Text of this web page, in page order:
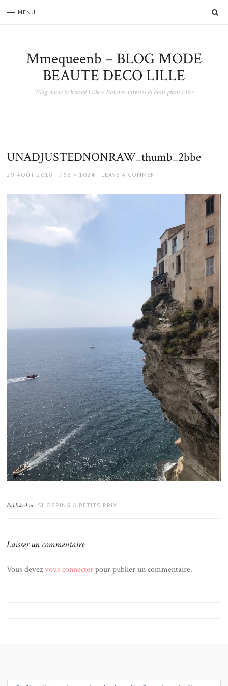
MENU
Mmequeenb – BLOG MODE
BEAUTE DECO LILLE
Blog mode & beauté Lille – Bonnes adresses & bons plans Lille
UNADJUSTEDNONRAW_thumb_2bbe
POSTED
29 AOÛT 2018
FULL
768 × 1024 LEAVE A COMMENT
Published in: SHOPPING A PETITS PRIX
Laisser un commentaire
Vous devezvous connecterpour publier un commentaire.